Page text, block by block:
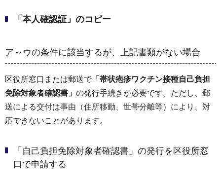
「本人確認証」のコピー
ア～ウの条件に該当するが、上記書類がない場合
区役所窓口または郵送で 「帯状疱疹ワクチン接種自己負担
免除対象者確認書」 の発行手続きが必要です。ただし、郵
送による交付は事由（住所移動、世帯分離等）により、対
応できないことがあります。
「自己負担免除対象者確認書」の発行を区役所窓
口で申請する